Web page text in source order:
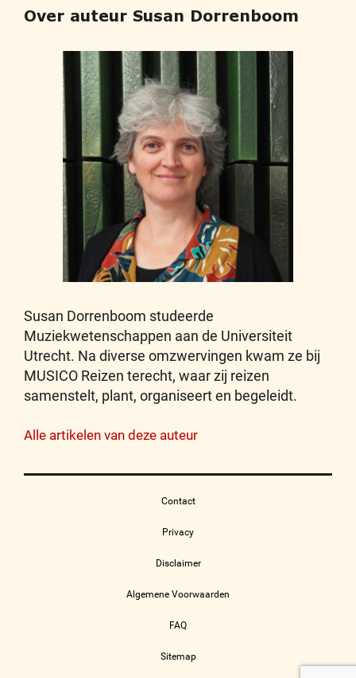
Over auteur Susan Dorrenboom
Susan Dorrenboom studeerde
Muziekwetenschappen aan de Universiteit
Utrecht. Na diverse omzwervingen kwam ze bij
MUSICO Reizen terecht, waar zij reizen
samenstelt, plant, organiseert en begeleidt.
Alle artikelen van deze auteur
Contact
Privacy
Disclaimer
Algemene Voorwaarden
FAQ
Sitemap